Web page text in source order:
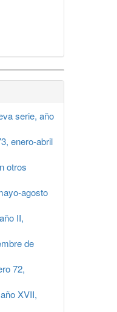
serie, año
enero-abril
otros
agosto
II,
de
72,
XVII,